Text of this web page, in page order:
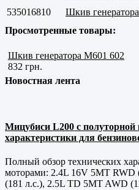
535016810
Шкив
Просмотренные товары:
Шкив генератора M601 602
832 грн.
Новостная лента
Мицубиси L200 с полуторной
характеристики для
Полный обзор технических
моторами: 2.4L 16V 5MT RWD
(181 л.с.), 2.5L TD 5MT AWD